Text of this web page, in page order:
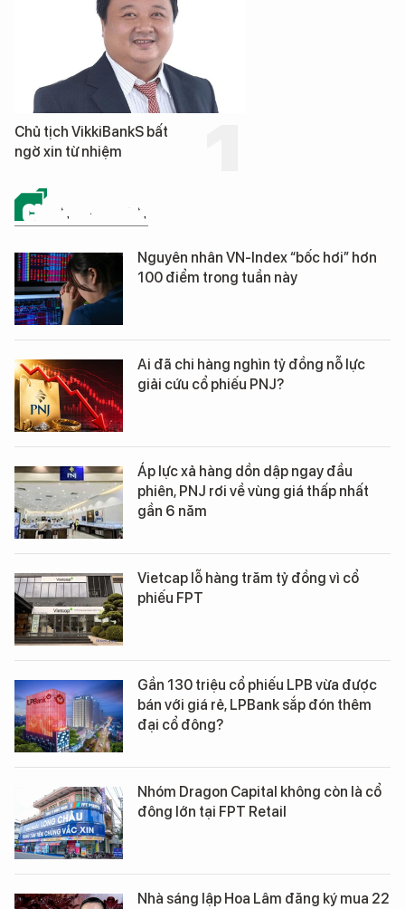
Chủ tịch VikkiBankS bất
ngờ xin từ nhiệm
CHỨNG KHOÁN
Nguyên nhân VN-Index “bốc hơi” hơn
100 điểm trong tuần này
Ai đã chi hàng nghìn tỷ đồng nỗ lực
giải cứu cổ phiếu PNJ?
Áp lực xả hàng dồn dập ngay đầu
phiên, PNJ rơi về vùng giá thấp nhất
gần 6 năm
Vietcap lỗ hàng trăm tỷ đồng vì cổ
phiếu FPT
Gần 130 triệu cổ phiếu LPB vừa được
bán với giá rẻ, LPBank sắp đón thêm
đại cổ đông?
Nhóm Dragon Capital không còn là cổ
đông lớn tại FPT Retail
Nhà sáng lập Hoa Lâm đăng ký mua 22